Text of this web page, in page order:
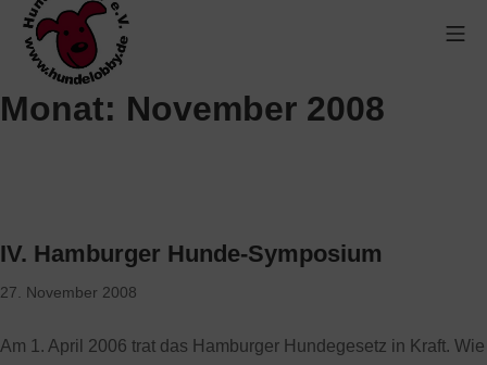
Monat: November 2008
IV. Hamburger Hunde-Symposium
27. November 2008
Am 1. April 2006 trat das Hamburger Hundegesetz in Kraft. Wie